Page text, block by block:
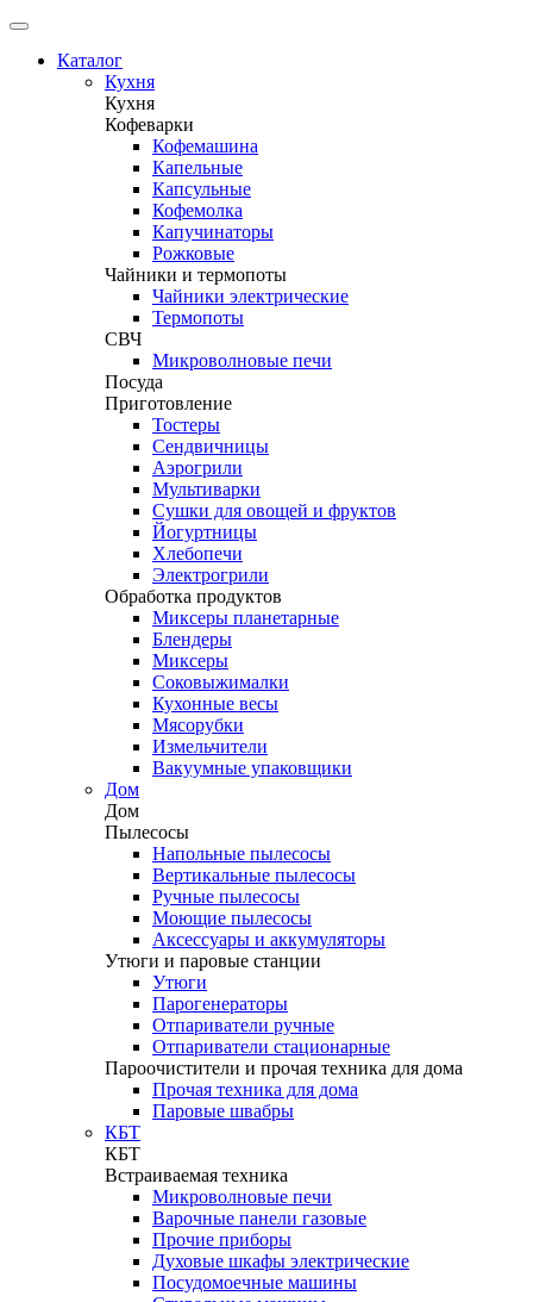
Каталог
Кухня
Кухня
Кофеварки
Кофемашина
Капельные
Капсульные
Кофемолка
Капучинаторы
Рожковые
Чайники и термопоты
Чайники электрические
Термопоты
СВЧ
Микроволновые печи
Посуда
Приготовление
Тостеры
Сендвичницы
Аэрогрили
Мультиварки
Сушки для овощей и фруктов
Йогуртницы
Хлебопечи
Электрогрили
Обработка продуктов
Миксеры планетарные
Блендеры
Миксеры
Соковыжималки
Кухонные весы
Мясорубки
Измельчители
Вакуумные упаковщики
Дом
Дом
Пылесосы
Напольные пылесосы
Вертикальные пылесосы
Ручные пылесосы
Моющие пылесосы
Аксессуары и аккумуляторы
Утюги и паровые станции
Утюги
Парогенераторы
Отпариватели ручные
Отпариватели стационарные
Пароочистители и прочая техника для дома
Прочая техника для дома
Паровые швабры
КБТ
КБТ
Встраиваемая техника
Микроволновые печи
Варочные панели газовые
Прочие приборы
Духовые шкафы электрические
Посудомоечные машины